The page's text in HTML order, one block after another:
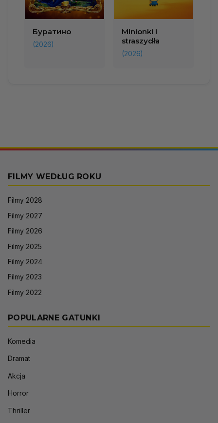
Буратино
(2026)
Minionki i
straszydła
(2026)
FILMY WEDŁUG ROKU
Filmy 2028
Filmy 2027
Filmy 2026
Filmy 2025
Filmy 2024
Filmy 2023
Filmy 2022
POPULARNE GATUNKI
Komedia
Dramat
Akcja
Horror
Thriller